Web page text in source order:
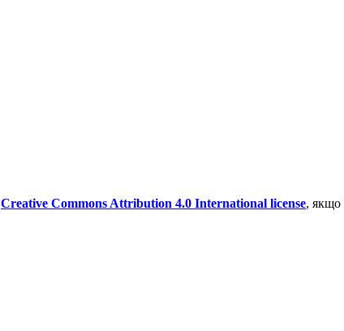
Creative Commons Attribution 4.0 International license, якщо